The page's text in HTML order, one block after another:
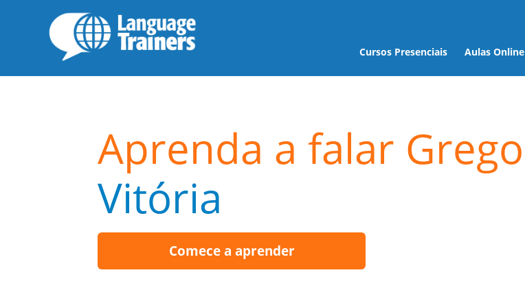
Cursos Presenciais Aulas Online
Aprenda a falar Grego
Vitória
Comece a aprender